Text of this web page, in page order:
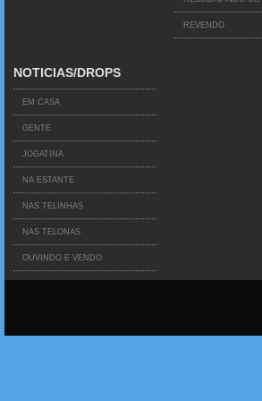
REVENDO
NOTICIAS/DROPS
EM CASA
GENTE
JOGATINA
NA ESTANTE
NAS TELINHAS
NAS TELONAS
OUVINDO E VENDO